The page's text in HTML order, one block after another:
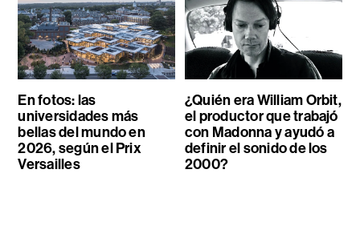
En fotos: las
universidades más
bellas del mundo en
2026, según el Prix
Versailles
¿Quién era William Orbit,
el productor que trabajó
con Madonna y ayudó a
definir el sonido de los
2000?